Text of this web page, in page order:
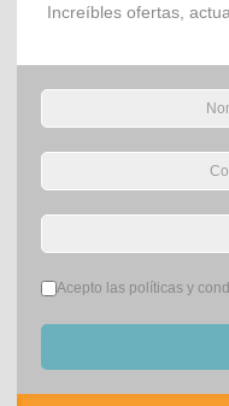
Increíbles ofertas,
Términos del
Acepto las políticas y